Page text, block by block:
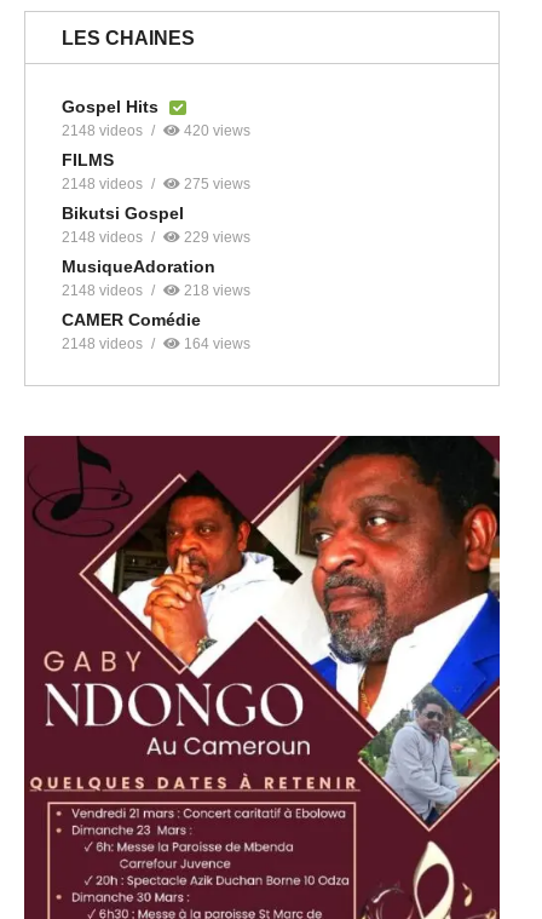
LES CHAINES
Gospel Hits
2148 videos 420 views
FILMS
2148 videos 275 views
Bikutsi Gospel
2148 videos 229 views
MusiqueAdoration
2148 videos 218 views
CAMER Comédie
2148 videos 164 views